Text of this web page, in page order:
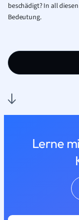
beschädigt? In all
Bedeutung.
Lerne